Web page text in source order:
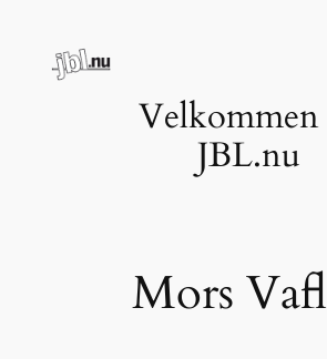
indhold
JBL.nu
Mors